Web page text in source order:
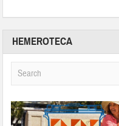
HEMEROTECA